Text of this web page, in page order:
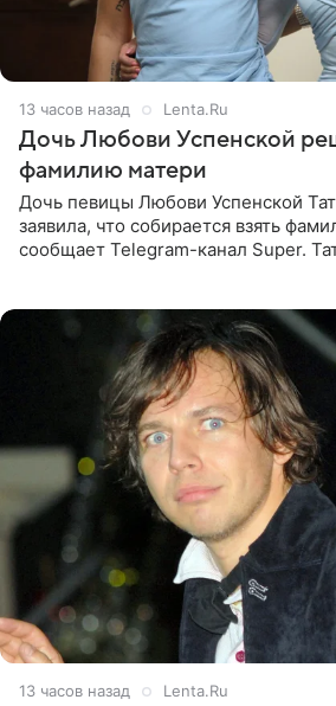
13 часов назад Lenta.Ru
Дочь Любови Успенской
фамилию матери
Дочь певицы Любови Успенской
заявила, что собирается взять
сообщает Telegram-канал Super.
13 часов назад Lenta.Ru